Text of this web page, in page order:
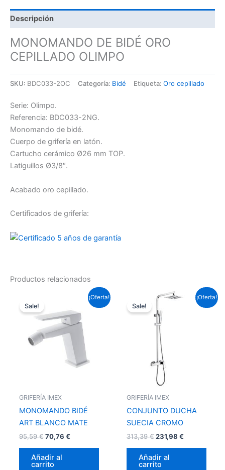
Descripción
MONOMANDO DE BIDÉ ORO
CEPILLADO OLIMPO
SKU: BDC033-2OC Categoría: Bidé Etiqueta: Oro cepillado
Serie: Olimpo.
Referencia: BDC033-2NG.
Monomando de bidé.
Cuerpo de grifería en latón.
Cartucho cerámico Ø26 mm TOP.
Latiguillos Ø3/8″.
Acabado oro cepillado.
Certificados de grifería:
Productos relacionados
¡Oferta!
Sale!
GRIFERÍA IMEX
MONOMANDO BIDÉ
ART BLANCO MATE
95,59€
original
era:
95,59 €.
70,76 €
precio
actual
es:
70,76 €.
Añadir al
carrito
¡Oferta!
Sale!
GRIFERÍA IMEX
CONJUNTO DUCHA
SUECIA CROMO
313,39€
El
original
era:
313,39 €.
231,98 €
precio
Añadir al
carrito